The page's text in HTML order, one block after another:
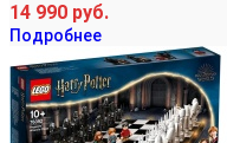
14 990 руб.
Подробнее